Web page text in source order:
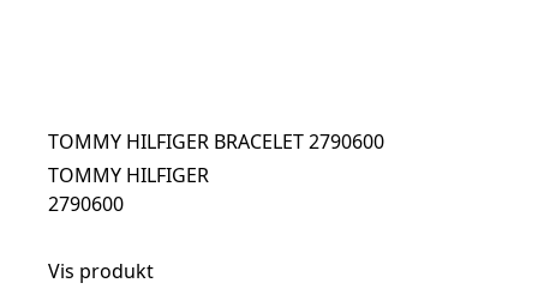
TOMMY HILFIGER BRACELET 2790600
TOMMY HILFIGER
2790600
Vis produkt